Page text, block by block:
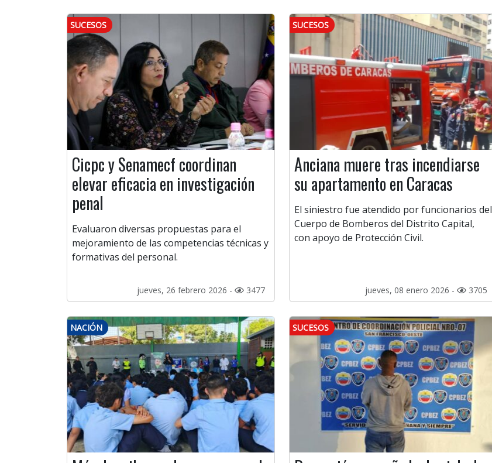
SUCESOS
Cicpc y Senamecf coordinan
elevar eficacia en investigación
penal
Evaluaron diversas propuestas para el
mejoramiento de las competencias técnicas y
formativas del personal.
jueves, 26 febrero 2026 - 3477
SUCESOS
Anciana muere tras incendiarse
su apartamento en Caracas
El siniestro fue atendido por funcionarios del
Cuerpo de Bomberos del Distrito Capital,
con apoyo de Protección Civil.
jueves, 08 enero 2026 - 3705
NACIÓN SUCESOS